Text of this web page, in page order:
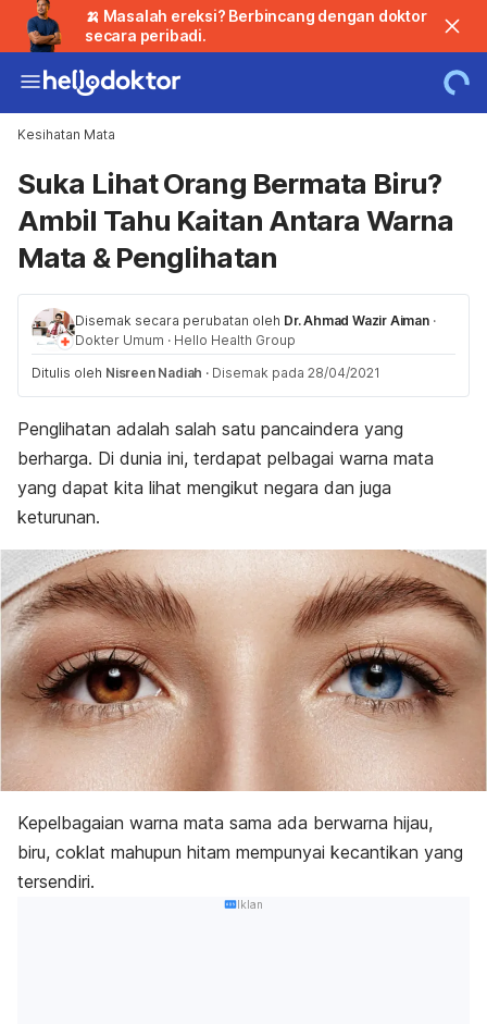
🍌 Masalah ereksi? Berbincang dengan doktor
secara peribadi.
Kesihatan Mata
Suka Lihat Orang Bermata Biru?
Ambil Tahu Kaitan Antara Warna
Mata & Penglihatan
Disemak secara perubatan oleh Dr. Ahmad Wazir Aiman ·
Dokter Umum · Hello Health Group
Ditulis oleh Nisreen Nadiah · Disemak pada 28/04/2021
Penglihatan adalah salah satu pancaindera yang
berharga. Di dunia ini, terdapat pelbagai warna mata
yang dapat kita lihat mengikut negara dan juga
keturunan.
Kepelbagaian warna mata sama ada berwarna hijau,
biru, coklat mahupun hitam mempunyai kecantikan yang
tersendiri.
Iklan